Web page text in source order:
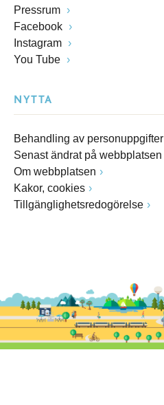
Pressrum
Facebook
Instagram
You Tube
NYTTA
Behandling av personuppgifter
Senast ändrat på webbplatsen
Om webbplatsen
Kakor, cookies
Tillgänglighetsredogörelse